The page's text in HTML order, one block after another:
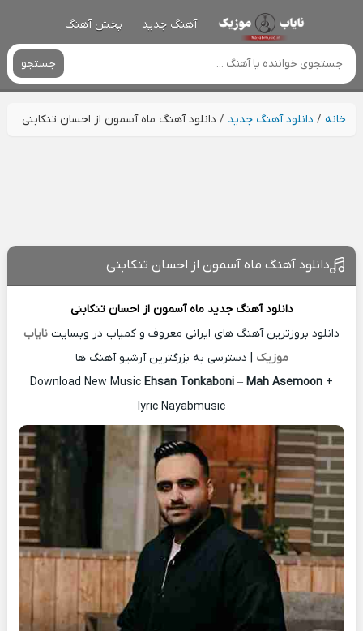
آهنگ جدید پخش آهنگ
جستجو
خانه/ دانلود آهنگ جدید / دانلود آهنگ ماه آسمون از احسان تنکابنی
دانلود آهنگ ماه آسمون از احسان تنکابنی
دانلود آهنگ جدید ماه آسمون ازاحسان تنکابنی
دانلود بروزترین آهنگ های ایرانی معروف و کمیاب در وبسایت نایاب
موزیک | دسترسی به بزرگترین آرشیو آهنگ ها
Download New Music Ehsan Tonkaboni – Mah Asemoon +
lyric Nayabmusic